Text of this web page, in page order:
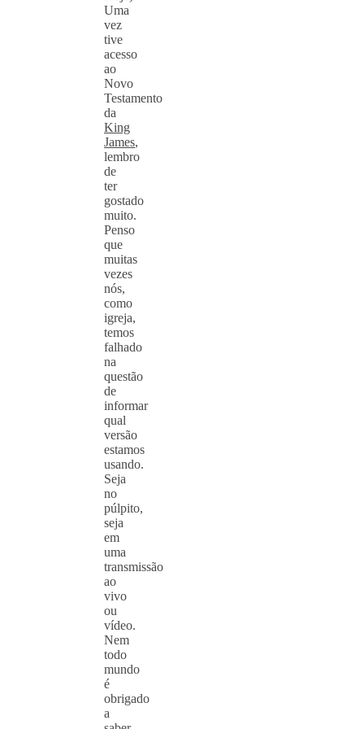
Uma
vez
tive
acesso
ao
Novo
Testamento
da
King
James,
lembro
de
ter
gostado
muito.
Penso
que
muitas
vezes
nós,
como
igreja,
temos
falhado
na
questão
de
informar
qual
versão
estamos
usando.
Seja
no
púlpito,
seja
em
uma
transmissão
ao
vivo
ou
vídeo.
Nem
todo
mundo
é
obrigado
a